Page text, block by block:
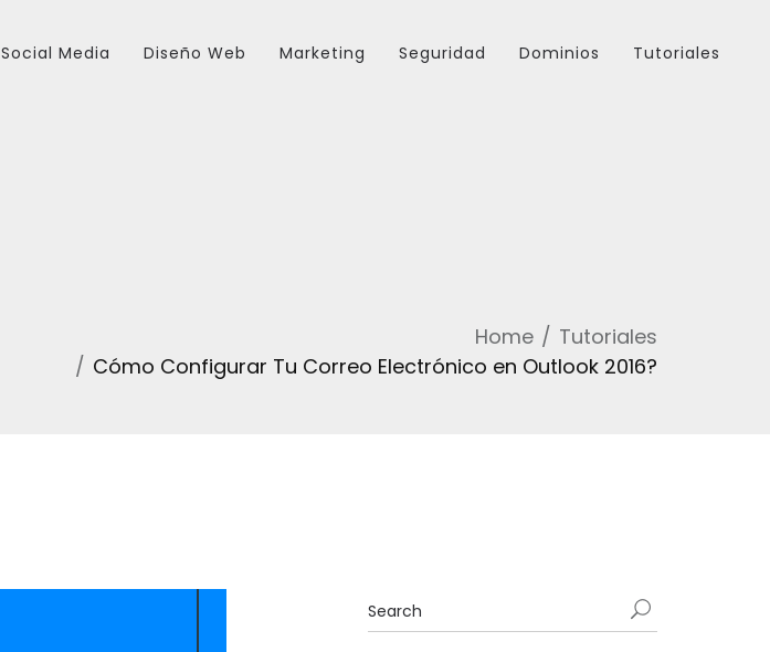
Social Media Diseño Web Marketing Seguridad Dominios Tutoriales
Home
Tutoriales
Cómo Configurar Tu Correo Electrónico en Outlook 2016?